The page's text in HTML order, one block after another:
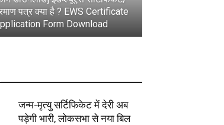
पत्र क्या है ? EWS Certificate
Form Download
जन्म-मृत्यु सर्टिफिकेट में देरी अब
पड़ेगी भारी, लोकसभा से नया बिल